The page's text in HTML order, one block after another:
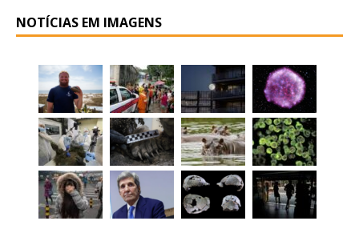
NOTÍCIAS EM IMAGENS